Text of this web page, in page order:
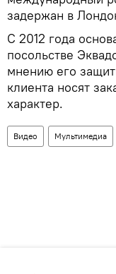
задержан в
С 2012 года
посольстве
мнению его
клиента носят
характер.
Видео Мультимедиа